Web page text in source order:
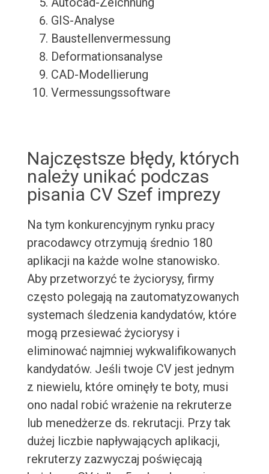
GIS-Analyse
Baustellenvermessung
Deformationsanalyse
CAD-Modellierung
Vermessungssoftware
Najczęstsze błędy, których
należy unikać podczas
pisania CV Szef imprezy
Na tym konkurencyjnym rynku pracy
pracodawcy otrzymują średnio 180
aplikacji na każde wolne stanowisko.
Aby przetworzyć te życiorysy, firmy
często polegają na zautomatyzowanych
systemach śledzenia kandydatów, które
mogą przesiewać życiorysy i
eliminować najmniej wykwalifikowanych
kandydatów. Jeśli twoje CV jest jednym
z niewielu, które ominęły te boty, musi
ono nadal robić wrażenie na rekruterze
lub menedżerze ds. rekrutacji. Przy tak
dużej liczbie napływających aplikacji,
rekruterzy zazwyczaj poświęcają